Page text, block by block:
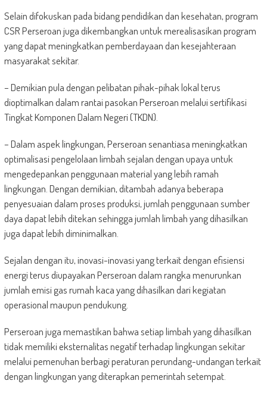
Selain difokuskan pada bidang pendidikan dan kesehatan, program
CSR Perseroan juga dikembangkan untuk merealisasikan program
yang dapat meningkatkan pemberdayaan dan kesejahteraan
masyarakat sekitar.
– Demikian pula dengan pelibatan pihak-pihak lokal terus
dioptimalkan dalam rantai pasokan Perseroan melalui sertifikasi
Tingkat Komponen Dalam Negeri (TKDN).
– Dalam aspek lingkungan, Perseroan senantiasa meningkatkan
optimalisasi pengelolaan limbah sejalan dengan upaya untuk
mengedepankan penggunaan material yang lebih ramah
lingkungan. Dengan demikian, ditambah adanya beberapa
penyesuaian dalam proses produksi, jumlah penggunaan sumber
daya dapat lebih ditekan sehingga jumlah limbah yang dihasilkan
juga dapat lebih diminimalkan.
Sejalan dengan itu, inovasi-inovasi yang terkait dengan efisiensi
energi terus diupayakan Perseroan dalam rangka menurunkan
jumlah emisi gas rumah kaca yang dihasilkan dari kegiatan
operasional maupun pendukung.
Perseroan juga memastikan bahwa setiap limbah yang dihasilkan
tidak memiliki eksternalitas negatif terhadap lingkungan sekitar
melalui pemenuhan berbagi peraturan perundang-undangan terkait
dengan lingkungan yang diterapkan pemerintah setempat.